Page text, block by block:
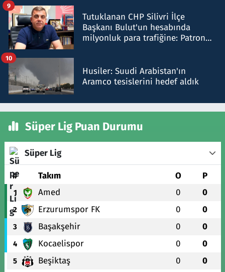
Tutuklanan CHP Silivri İlçe
Başkanı Bulut'un hesabında
milyonluk para trafiğine: Patron
9
Husiler: Suudi Arabistan'ın
Aramco tesislerini hedef aldık
10
Süper Lig Puan Durumu
Süper Lig
# Takım O P
1 Amed 0 0
2 Erzurumspor FK 0 0
3 Başakşehir 0 0
4 Kocaelispor 0 0
5 Beşiktaş 0 0